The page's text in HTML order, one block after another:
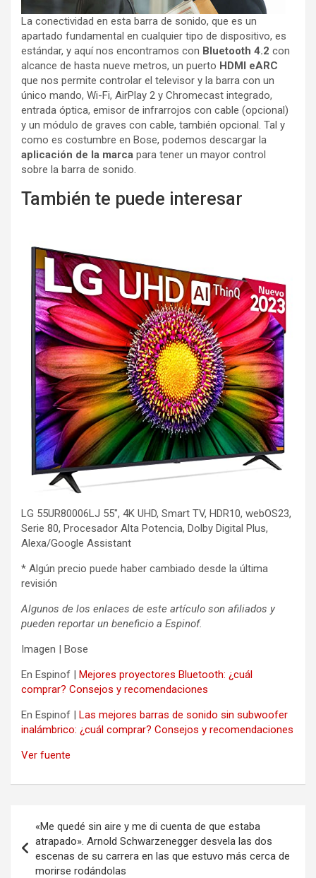
La conectividad en esta barra de sonido, que es un
apartado fundamental en cualquier tipo de dispositivo, es
estándar, y aquí nos encontramos con Bluetooth 4.2 con
alcance de hasta nueve metros, un puerto HDMI eARC
que nos permite controlar el televisor y la barra con un
único mando, Wi-Fi, AirPlay 2 y Chromecast integrado,
entrada óptica, emisor de infrarrojos con cable (opcional)
y un módulo de graves con cable, también opcional. Tal y
como es costumbre en Bose, podemos descargar la
aplicación de la marca para tener un mayor control
sobre la barra de sonido.
También te puede interesar
LG 55UR80006LJ 55″, 4K UHD, Smart TV, HDR10, webOS23,
Serie 80, Procesador Alta Potencia, Dolby Digital Plus,
Alexa/Google Assistant
* Algún precio puede haber cambiado desde la última
revisión
Algunos de los enlaces de este artículo son afiliados y
pueden reportar un beneficio a Espinof.
Imagen | Bose
En Espinof | Mejores proyectores Bluetooth: ¿cuál
comprar? Consejos y recomendaciones
En Espinof | Las mejores barras de sonido sin subwoofer
inalámbrico: ¿cuál comprar? Consejos y recomendaciones
Ver fuente
de
entradas
«Me quedé sin aire y me di cuenta de que estaba
atrapado». Arnold Schwarzenegger desvela las dos
escenas de su carrera en las que estuvo más cerca de
morirse rodándolas